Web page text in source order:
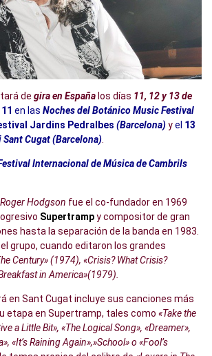
de gira en España los días 11, 12 y 13 de
11 en las Noches del Botánico Music Festival
Jardins Pedralbes (Barcelona) yel 13
Cugat (Barcelona)
Internacional de Música de Cambrils
Roger Hodgson fue el co-fundador en 1969
Supertrampy compositor de gran
hasta la separación de la banda en 1983.
grupo, cuando editaron los grandes
Century» (1974), «Crisis? What Crisis?
in America»(1979).
en Sant Cugat incluye sus canciones más
etapa en Supertramp, tales como «Take the
a Little Bit», «The Logical Song», «Dreamer»,
«It’s Raining Again»,»School» o «Fool’s